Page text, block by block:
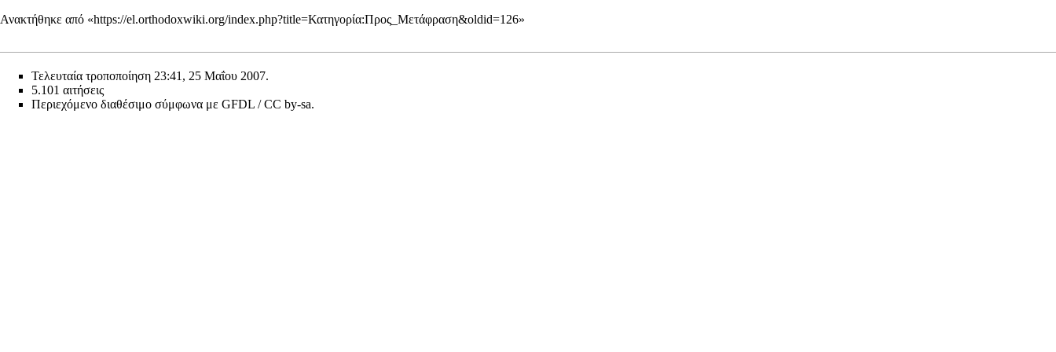
Ανακτήθηκε από «https://el.orthodoxwiki.org/index.php?title=Κατηγορία:Προς_Μετάφραση&oldid=126»
Τελευταία τροποποίηση 23:41, 25 Μαΐου 2007.
5.101 αιτήσεις
Περιεχόμενο διαθέσιμο σύμφωνα με GFDL / CC by-sa.